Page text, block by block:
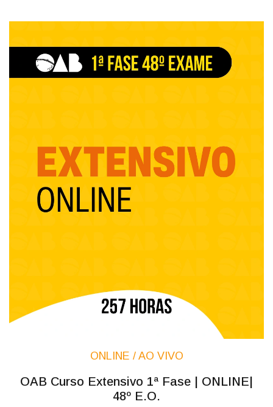
ONLINE / AO VIVO
OAB Curso Extensivo 1ª Fase | ONLINE|
48º E.O.